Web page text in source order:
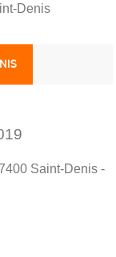
Denis
Saint-Denis -